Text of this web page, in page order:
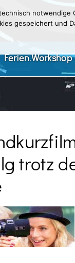
Ferien.Workshop
trotz
gespeichert und